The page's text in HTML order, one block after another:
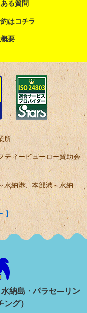
る質問
はコチラ
要
所
ティービューロー賛助会
水納港、本部港～水納
】
水納島・パラセ―リン
グ）